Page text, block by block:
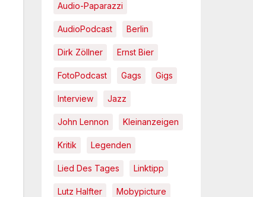
Audio-Paparazzi
AudioPodcast Berlin
Dirk Zöllner Ernst Bier
FotoPodcast Gags Gigs
Interview Jazz
John Lennon Kleinanzeigen
Kritik Legenden
Lied Des Tages Linktipp
Lutz Halfter Mobypicture